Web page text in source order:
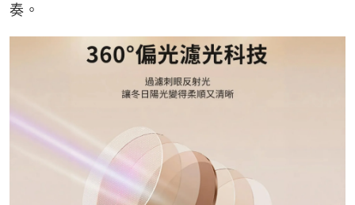
奏。